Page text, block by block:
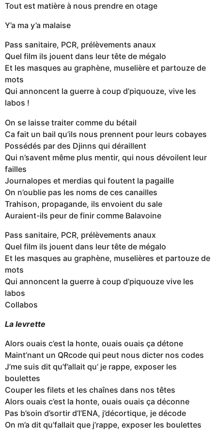
Tout est matière à nous prendre en otage
Y’a ma y’a malaise
Pass sanitaire, PCR, prélèvements anaux
Quel film ils jouent dans leur tête de mégalo
Et les masques au graphène, muselière et partouze de
mots
Qui annoncent la guerre à coup d’piquouze, vive les
labos !
On se laisse traiter comme du bétail
Ca fait un bail qu’ils nous prennent pour leurs cobayes
Possédés par des Djinns qui déraillent
Qui n’savent même plus mentir, qui nous dévoilent leur
failles
Journalopes et merdias qui foutent la pagaille
On n’oublie pas les noms de ces canailles
Trahison, propagande, ils envoient du sale
Auraient-ils peur de finir comme Balavoine
Pass sanitaire, PCR, prélèvements anaux
Quel film ils jouent dans leur tête de mégalo
Et les masques au graphène, muselières et partouze de
mots
Qui annoncent la guerre à coup d’piquouze vive les
labos
Collabos
La levrette
Alors ouais c’est la honte, ouais ouais ça détone
Maint’nant un QRcode qui peut nous dicter nos codes
J’me suis dit qu’f’allait qu’ je rappe, exposer les
boulettes
Couper les filets et les chaînes dans nos têtes
Alors ouais c’est la honte, ouais ouais ça déconne
Pas b’soin d’sortir d’l’ENA, j’décortique, je décode
On m’a dit qu’fallait que j’rappe, exposer les boulettes